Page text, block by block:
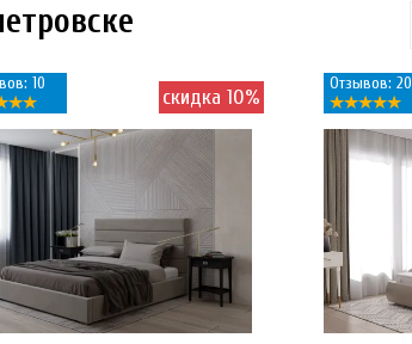
10
скидка 10%
Отзывов: 20